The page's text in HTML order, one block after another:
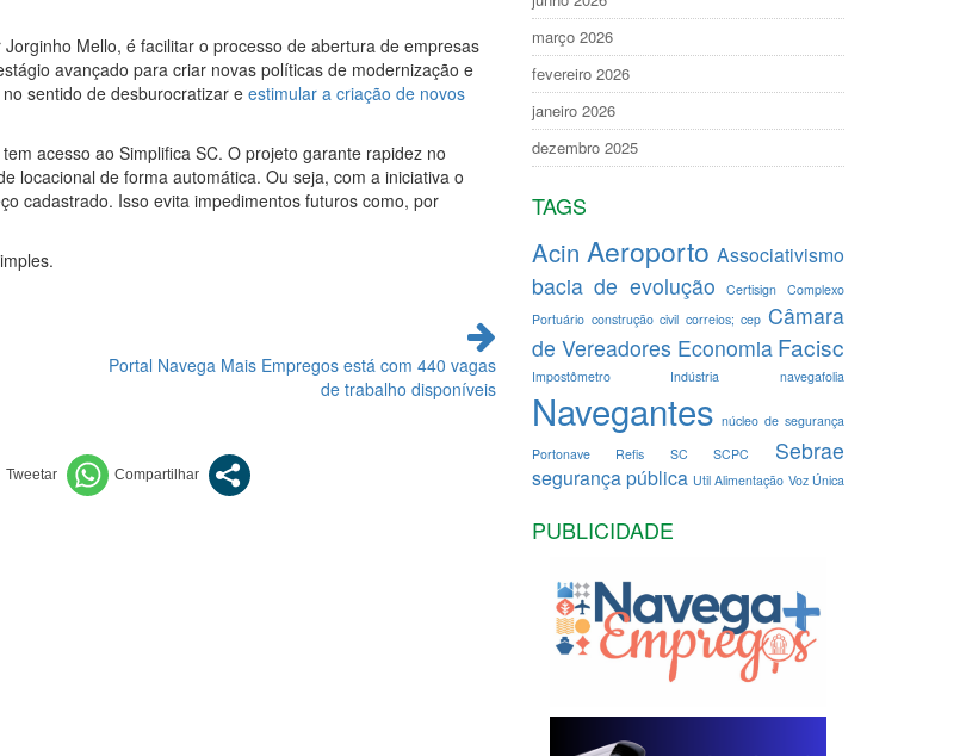
Mello, é facilitar o processo de abertura de empresas
avançado para criar novas políticas de modernização e
sentido de desburocratizar e estimular a criação de novos
acesso ao Simplifica SC. O projeto garante rapidez no
locacional de forma automática. Ou seja, com a iniciativa o
cadastrado. Isso evita impedimentos futuros como, por
Portal Navega Mais Empregos está com 440 vagas
de trabalho disponíveis
março 2026
fevereiro 2026
janeiro 2026
dezembro 2025
TAGS
Acin Aeroporto Associativismo
bacia de evolução Certisign Complexo
Portuário construção civil correios; cep Câmara
de Vereadores Economia Facisc
Impostômetro Indústria navegafolia
Navegantes núcleo de segurança
Portonave
Refis SC SCPC Sebrae
segurança pública Util Alimentação Voz Única
PUBLICIDADE